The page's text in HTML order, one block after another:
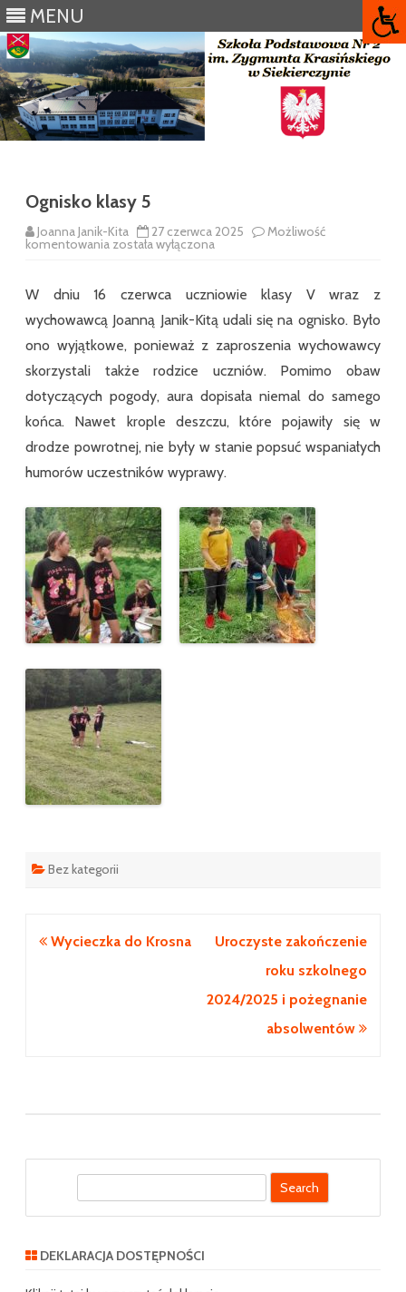
MENU
Ognisko klasy 5
Joanna Janik-Kita 27 czerwca 2025 Możliwość
komentowania Ognisko
została wyłączona
W dniu 16 czerwca uczniowie klasy V wraz z
wychowawcą Joanną Janik-Kitą udali się na ognisko. Było
ono wyjątkowe, ponieważ z zaproszenia wychowawcy
skorzystali także rodzice uczniów. Pomimo obaw
dotyczących pogody, aura dopisała niemal do samego
końca. Nawet krople deszczu, które pojawiły się w
drodze powrotnej, nie były w stanie popsuć wspaniałych
humorów uczestników wyprawy.
Bez kategorii
Nawigacja
Wycieczka do Krosna
Uroczyste zakończenie
roku szkolnego
2024/2025 i pożegnanie
absolwentów
r
DEKLARACJA DOSTĘPNOŚCI